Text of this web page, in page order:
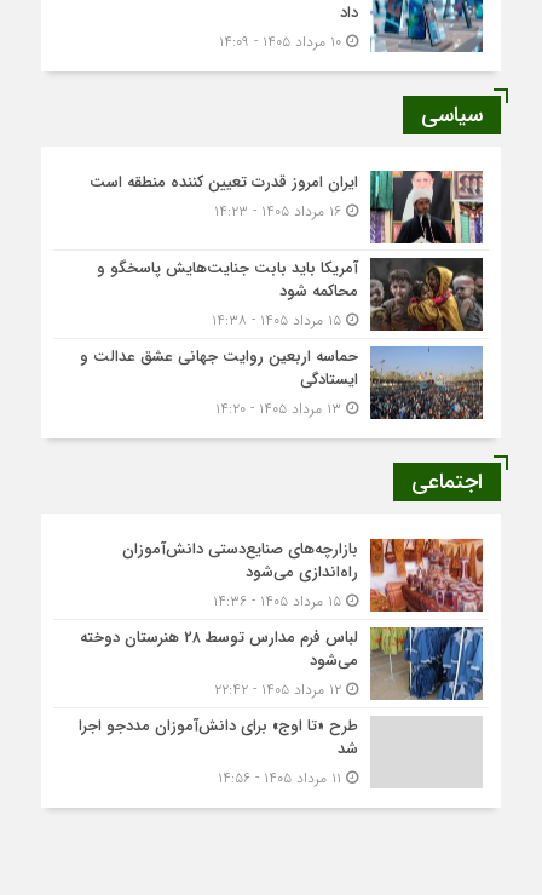
داد
۱۰ مرداد ۱۴۰۵ - ۱۴:۰۹
سیاسی
ایران امروز قدرت تعیین کننده منطقه است
۱۶ مرداد ۱۴۰۵ - ۱۴:۲۳
آمریکا باید بابت جنایت‌هایش پاسخگو و
محاکمه شود
۱۵ مرداد ۱۴۰۵ - ۱۴:۳۸
حماسه اربعین روایت جهانی عشق عدالت و
ایستادگی
اجتماعی
بازارچه‌های صنایع‌دستی دانش‌آموزان
راه‌اندازی می‌شود
۱۵ مرداد ۱۴۰۵ - ۱۴:۳۶
لباس فرم مدارس توسط ۲۸ هنرستان‌ دوخته
می‌شود
۱۲ مرداد ۱۴۰۵ - ۲۲:۴۲
طرح «تا اوج» برای دانش‌آموزان مددجو اجرا
شد